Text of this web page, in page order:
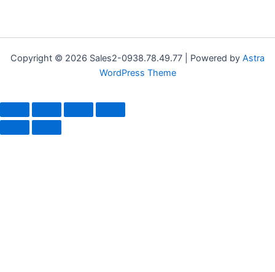
Copyright © 2026 Sales2-0938.78.49.77 | Powered by Astra
WordPress Theme